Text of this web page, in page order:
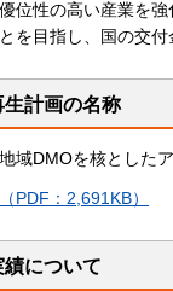
位性の高い産業を
を目指し、国の交付
生計画の名称
域DMOを核とした
PDF：2,691KB）
について